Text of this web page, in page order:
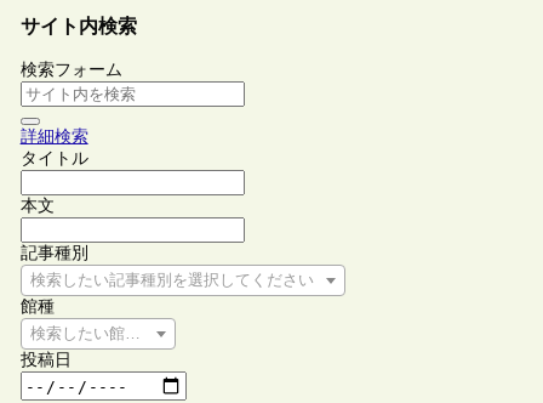
サイト内検索
検索フォーム
詳細検索
タイトル
本文
記事種別
検索したい記事種別を選択してください
館種
検索したい館種を選択してください
投稿日